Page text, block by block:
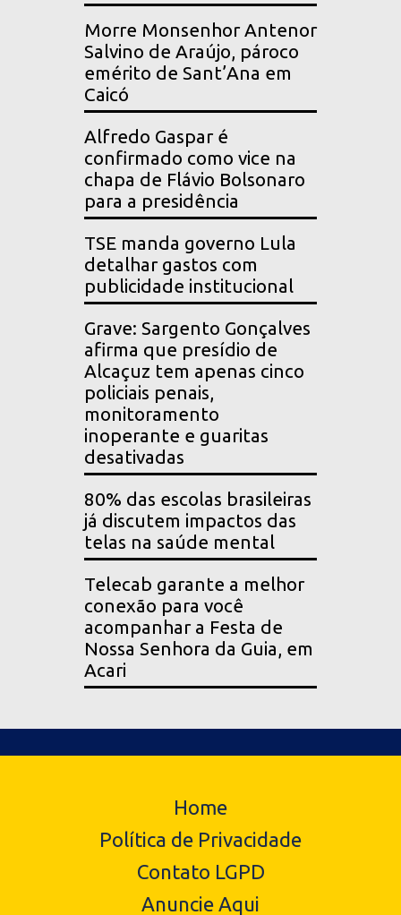
Morre Monsenhor Antenor
Salvino de Araújo, pároco
emérito de Sant’Ana em
Caicó
Alfredo Gaspar é
confirmado como vice na
chapa de Flávio Bolsonaro
para a presidência
TSE manda governo Lula
detalhar gastos com
publicidade institucional
Grave: Sargento Gonçalves
afirma que presídio de
Alcaçuz tem apenas cinco
policiais penais,
monitoramento
inoperante e guaritas
desativadas
80% das escolas brasileiras
já discutem impactos das
telas na saúde mental
Telecab garante a melhor
conexão para você
acompanhar a Festa de
Nossa Senhora da Guia, em
Acari
Home
Política de Privacidade
Contato LGPD
Anuncie Aqui